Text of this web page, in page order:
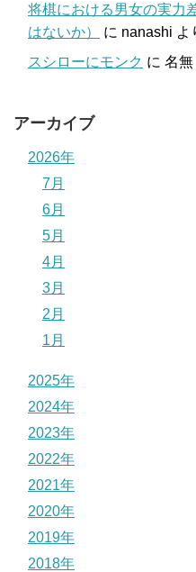
将棋における男女の実力
はないか）
に nanashi よ
スシローにモンク に 名無
アーカイブ
2026年
7月
6月
5月
4月
3月
2月
1月
2025年
2024年
2023年
2022年
2021年
2020年
2019年
2018年